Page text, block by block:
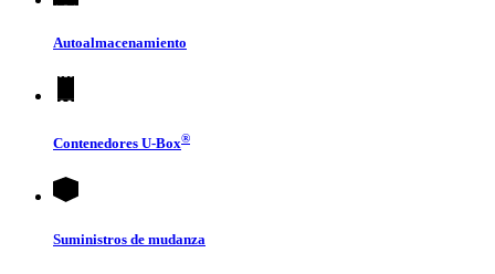
Autoalmacenamiento
Contenedores U-Box®
Suministros de mudanza